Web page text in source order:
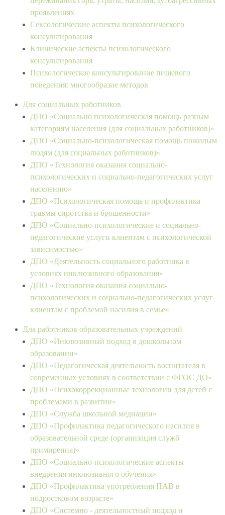
проявлениях
Сексологические аспекты психологического
консультирования
Клинические аспекты психологического
консультирования
Психологическое консультирование пищевого
поведения: многообразие методов
Для социальных работников
ДПО «Социально психологическая помощь разным
категориям населения (для социальных работников)»
ДПО «Социально-психологическая помощь пожилым
людям (для социальных работников)»
ДПО «Технология оказания социально-
психологических и социально-педагогических услуг
населению»
ДПО «Психологическая помощь и профилактика
травмы сиротства и брошенности»
ДПО «Социально-психологические и социально-
педагогические услуги клиентам с психологической
зависимостью»
ДПО «Деятельность социального работника в
условиях инклюзивного образования»
ДПО «Технология оказания социально-
психологических и социально-педагогических услуг
клиентам с проблемой насилия в семье»
Для работников образовательных учреждений
ДПО «Инклюзивный подход в дошкольном
образовании»
ДПО «Педагогическая деятельность воспитателя в
современных условиях в соответствии с ФГОС ДО»
ДПО «Психокоррекционные технологии для детей с
проблемами в развитии»
ДПО «Служба школьной медиации»
ДПО «Профилактика педагогического насилия в
образовательной среде (организация служб
примирения)»
ДПО «Социально-психологические аспекты
внедрения инклюзивного обучения»
ДПО «Профилактика употребления ПАВ в
подростковом возрасте»
ДПО «Системно - деятельностный подход и